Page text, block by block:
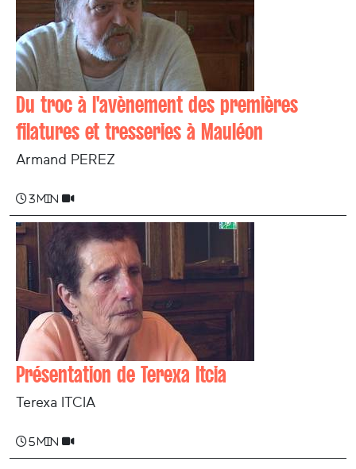
Du troc à l'avènement des premières
filatures et tresseries à Mauléon
Armand PEREZ
3 min
Présentation de Terexa Itcia
Terexa ITCIA
5 min